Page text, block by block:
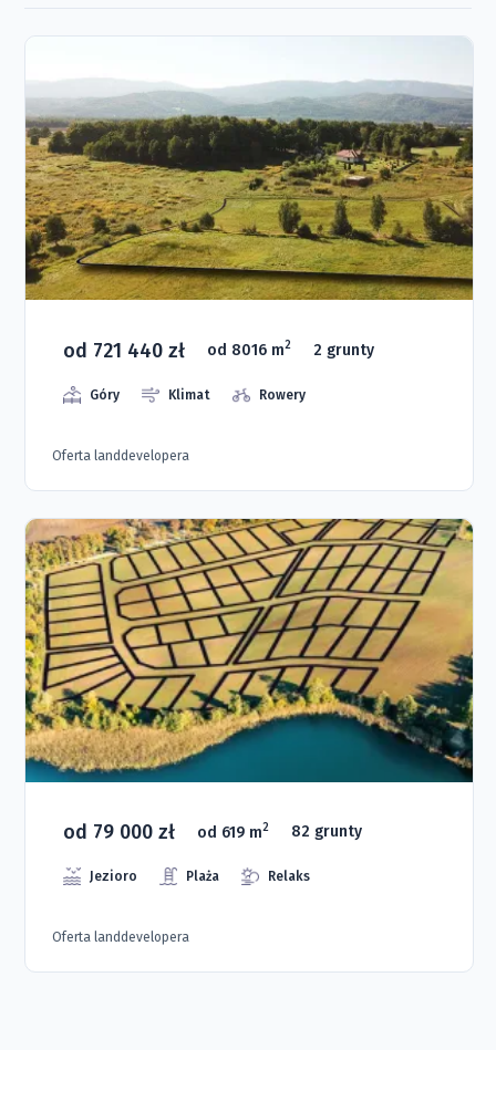
od 721 440 zł od 8016 m2 2 grunty
Góry Klimat Rowery
Oferta landdevelopera
od 79 000 zł od 619 m2 82 grunty
Jezioro Plaża Relaks
Oferta landdevelopera